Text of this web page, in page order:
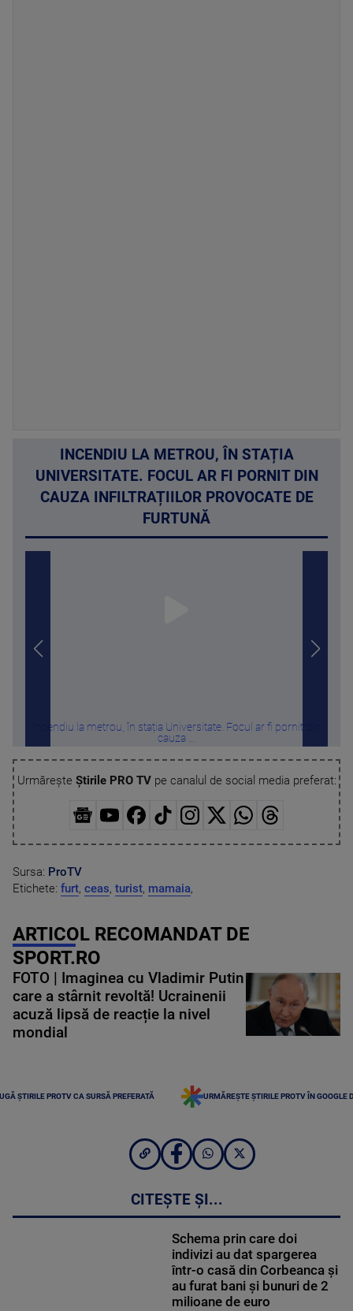
INCENDIU LA METROU, ÎN STAȚIA
UNIVERSITATE. FOCUL AR FI PORNIT DIN
CAUZA INFILTRAȚIILOR PROVOCATE DE
FURTUNĂ
Incendiu la metrou, în stația Universitate. Focul ar fi pornit din
cauza ...
Urmărește Știrile PRO TVpe canalul de social media preferat:
Sursa: ProTV
Etichete: furt, ceas, turist, mamaia,
ARTICOL RECOMANDAT DE
SPORT.RO
FOTO | Imaginea cu Vladimir Putin
care a stârnit revoltă! Ucrainenii
acuză lipsă de reacție la nivel
mondial
ȘTIRILE PROTV CA SURSĂ PREFERATĂ URMĂREȘTE ȘTIRILE PROTV ÎN GOOGLE
CITEȘTE ȘI...
Schema prin care doi
indivizi au dat spargerea
într-o casă din Corbeanca și
au furat bani şi bunuri de 2
milioane de euro